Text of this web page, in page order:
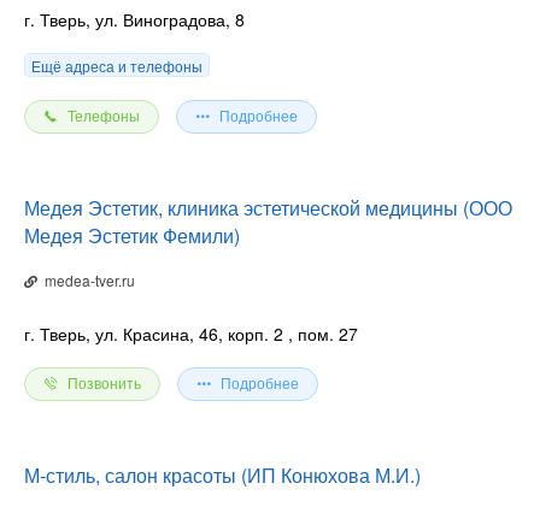
г. Тверь, ул. Виноградова, 8
Ещё адреса и телефоны
Телефоны Подробнее
Медея Эстетик, клиника эстетической медицины (ООО
Медея Эстетик Фемили)
medea-tver.ru
г. Тверь, ул. Красина, 46, корп. 2 , пом. 27
Позвонить Подробнее
М-стиль, салон красоты (ИП Конюхова М.И.)